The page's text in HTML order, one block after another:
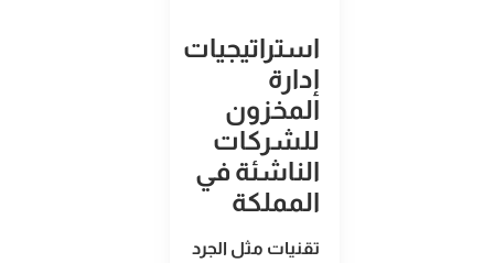
استراتيجيات
إدارة
المخزون
للشركات
الناشئة في
المملكة
تقنيات مثل الجرد